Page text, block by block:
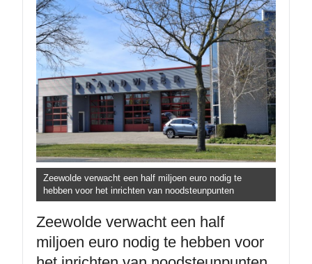
Zeewolde verwacht een half miljoen euro nodig te
hebben voor het inrichten van noodsteunpunten
Zeewolde verwacht een half
miljoen euro nodig te hebben voor